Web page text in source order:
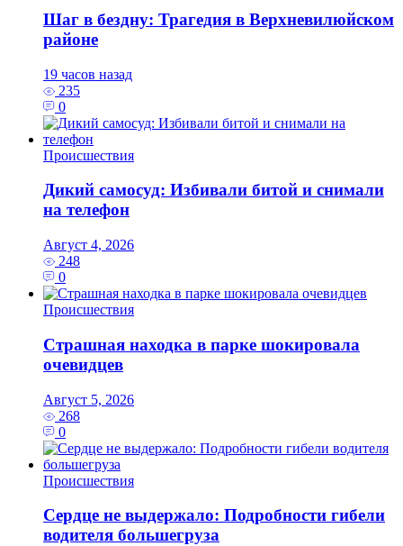
Шаг в бездну: Трагедия в Верхневилюйском
районе
19 часов назад
235
0
Происшествия
Дикий самосуд: Избивали битой и снимали
на телефон
Август 4, 2026
248
0
Происшествия
Страшная находка в парке шокировала
очевидцев
Август 5, 2026
268
0
Происшествия
Сердце не выдержало: Подробности гибели
водителя большегруза